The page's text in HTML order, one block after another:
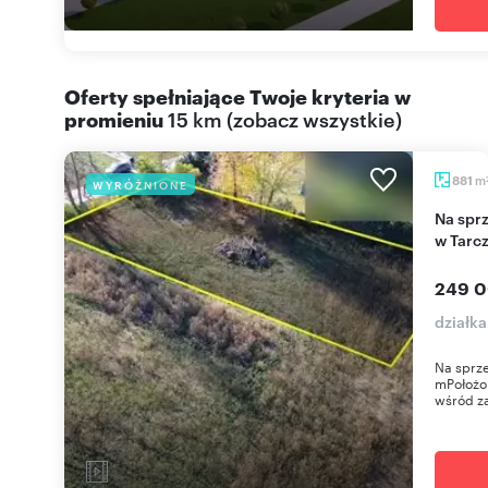
Oferty spełniające Twoje kryteria w
promieniu15 km (zobacz wszystkie)
WYRÓŻNIONE 881 m
Na sprzedaż działka budowlana 881 m² z mediami
w
249
Na
wśród